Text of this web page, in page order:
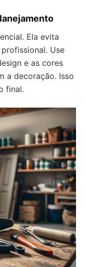
Ela evita
Use
e as cores
a decoração. Isso
final.